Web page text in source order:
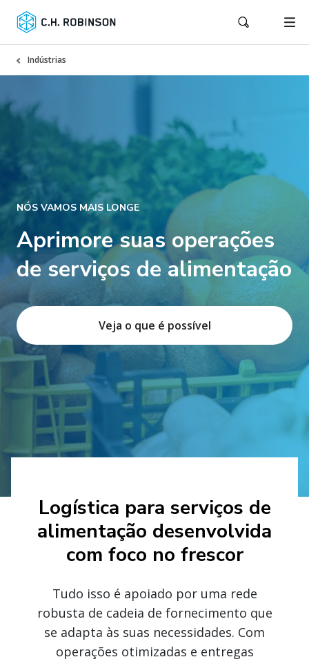
Indústrias
NÓS VAMOS MAIS LONGE
Aprimore suas operações
de serviços de alimentação
Veja o que é possível
Logística para serviços de
alimentação desenvolvida
com foco no frescor
Tudo isso é apoiado por uma rede
robusta de cadeia de fornecimento que
se adapta às suas necessidades. Com
operações otimizadas e entregas